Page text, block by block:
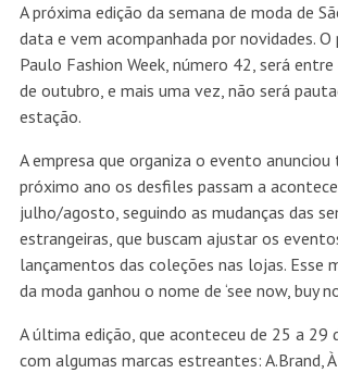
A próxima edição da semana de moda de
data e vem acompanhada por novidades. O
Paulo Fashion Week, número 42, será
de outubro, e mais uma vez, não será
estação.
A empresa que organiza o evento
próximo ano os desfiles passam a
julho/agosto, seguindo as mudanças das
estrangeiras, que buscam ajustar os
lançamentos das coleções nas lojas. Esse
da moda ganhou o nome de ‘see now, buy
A última edição, que aconteceu de 25 a 29
com algumas marcas estreantes: A.Brand,